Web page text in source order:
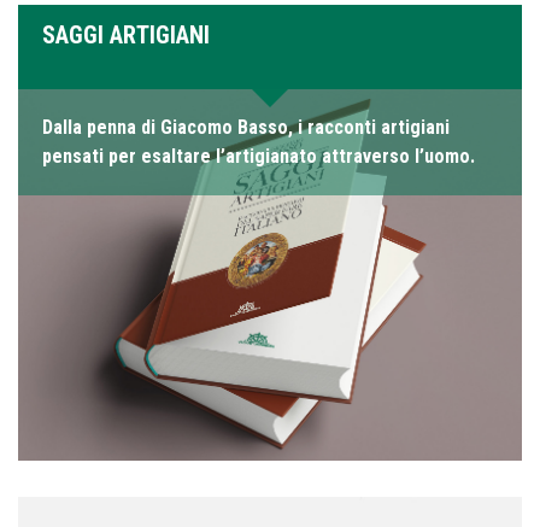
SAGGI ARTIGIANI
Dalla penna di Giacomo Basso, i racconti artigiani
pensati per esaltare l’artigianato attraverso l’uomo.